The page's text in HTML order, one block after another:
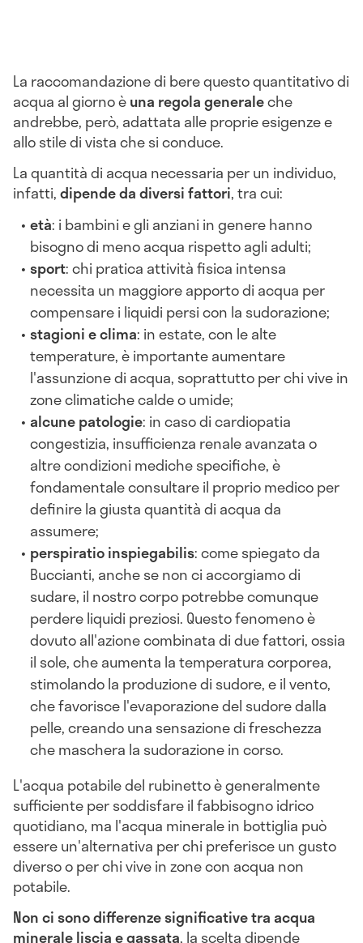
La raccomandazione di bere questo quantitativo di
acqua al giorno èuna regola generaleche
andrebbe, però, adattata alle proprie esigenze e
allo stile di vista che si conduce.
La quantità di acqua necessaria per un individuo,
infatti,dipende da diversi fattori, tra cui:
età: i bambini e gli anziani in genere hanno
bisogno di meno acqua rispetto agli adulti;
sport: chi pratica attività fisica intensa
necessita un maggiore apporto di acqua per
compensare i liquidi persi con la sudorazione;
stagioni e clima: in estate, con le alte
temperature, è importante aumentare
l'assunzione di acqua, soprattutto per chi vive in
zone climatiche calde o umide;
alcune patologie: in caso di cardiopatia
congestizia, insufficienza renale avanzata o
altre condizioni mediche specifiche, è
fondamentale consultare il proprio medico per
definire la giusta quantità di acqua da
assumere;
perspiratio inspiegabilis: come spiegato da
Buccianti, anche se non ci accorgiamo di
sudare, il nostro corpo potrebbe comunque
perdere liquidi preziosi. Questo fenomeno è
dovuto all'azione combinata di due fattori, ossia
il sole, che aumenta la temperatura corporea,
stimolando la produzione di sudore, e il vento,
che favorisce l'evaporazione del sudore dalla
pelle, creando una sensazione di freschezza
che maschera la sudorazione in corso.
L'acqua potabile del rubinetto è generalmente
sufficiente per soddisfare il fabbisogno idrico
quotidiano, ma l'acqua minerale in bottiglia può
essere un'alternativa per chi preferisce un gusto
diverso o per chi vive in zone con acqua non
potabile.
Non ci sono differenze significative tra acqua
minerale liscia e gassata, la scelta dipende